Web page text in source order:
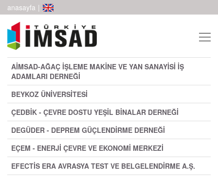
anasayfa |
AİMSAD-AĞAÇ İŞLEME MAKİNE VE YAN SANAYİSİ İŞ
ADAMLARI DERNEĞİ
BEYKOZ ÜNİVERSİTESİ
ÇEDBİK - ÇEVRE DOSTU YEŞİL BİNALAR DERNEĞİ
DEGÜDER - DEPREM GÜÇLENDİRME DERNEĞİ
EÇEM - ENERJİ ÇEVRE VE EKONOMİ MERKEZİ
EFECTİS ERA AVRASYA TEST VE BELGELENDİRME A.Ş.